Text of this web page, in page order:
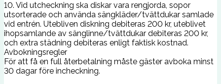
10. Vid utcheckning ska diskar vara rengjorda, sopor
utsorterade och använda sängkläder/tvättdukar samlade
vid entrén. Utebliven diskning debiteras 200 kr, uteblivet
ihopsamlande av sänglinne/tvättdukar debiteras 200 kr,
och extra städning debiteras enligt faktisk kostnad.
Avbokningsregler
För att få en full återbetalning måste gäster avboka minst
30 dagar före incheckning.